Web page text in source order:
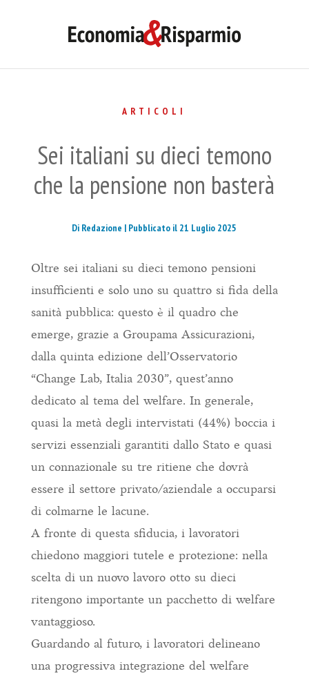
ARTICOLI
Sei italiani su dieci temono
che la pensione non basterà
Di Redazione | Pubblicato il 21 Luglio 2025
Oltre sei italiani su dieci temono pensioni
insufficienti e solo uno su quattro si fida della
sanità pubblica: questo è il quadro che
emerge, grazie a Groupama Assicurazioni,
dalla quinta edizione dell’Osservatorio
“Change Lab, Italia 2030”, quest’anno
dedicato al tema del welfare. In generale,
quasi la metà degli intervistati (44%) boccia i
servizi essenziali garantiti dallo Stato e quasi
un connazionale su tre ritiene che dovrà
essere il settore privato/aziendale a occuparsi
di colmarne le lacune.
A fronte di questa sfiducia, i lavoratori
chiedono maggiori tutele e protezione: nella
scelta di un nuovo lavoro otto su dieci
ritengono importante un pacchetto di welfare
vantaggioso.
Guardando al futuro, i lavoratori delineano
una progressiva integrazione del welfare